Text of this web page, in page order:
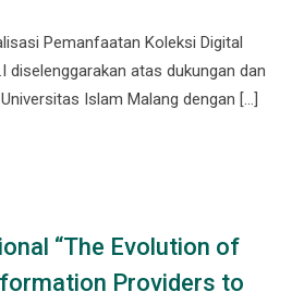
Pemanfaatan Koleksi Digital
diselenggarakan atas dukungan dan
Islam Malang dengan […]
“The Evolution of
Providers to